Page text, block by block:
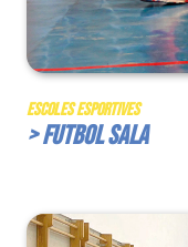
Escoles Esportives
> Futbol Sala